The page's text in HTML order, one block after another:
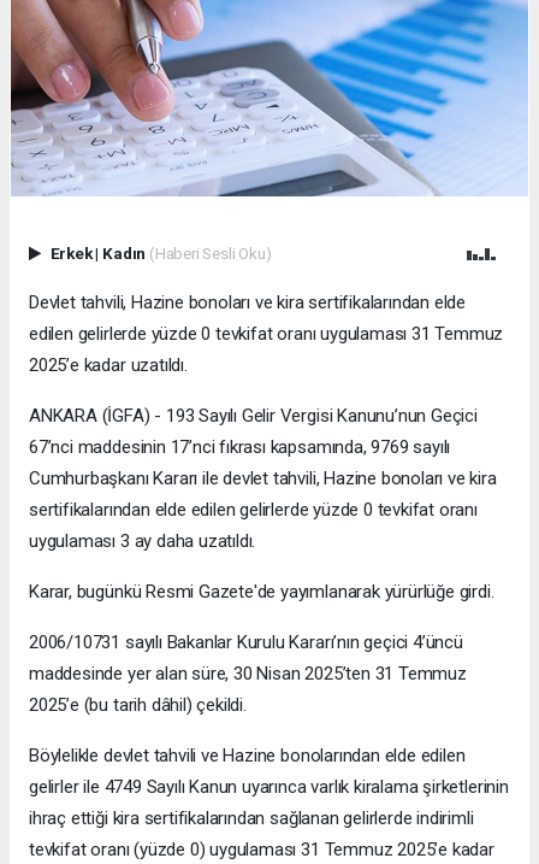
Erkek| Kadın (Haberi Sesli Oku)
Devlet tahvili, Hazine bonoları ve kira sertifikalarından elde
edilen gelirlerde yüzde 0 tevkifat oranı uygulaması 31 Temmuz
2025’e kadar uzatıldı.
ANKARA (İGFA) - 193 Sayılı Gelir Vergisi Kanunu’nun Geçici
67’nci maddesinin 17’nci fıkrası kapsamında, 9769 sayılı
Cumhurbaşkanı Kararı ile devlet tahvili, Hazine bonoları ve kira
sertifikalarından elde edilen gelirlerde yüzde 0 tevkifat oranı
uygulaması 3 ay daha uzatıldı.
Karar, bugünkü Resmi Gazete'de yayımlanarak yürürlüğe girdi.
2006/10731 sayılı Bakanlar Kurulu Kararı’nın geçici 4’üncü
maddesinde yer alan süre, 30 Nisan 2025’ten 31 Temmuz
2025’e (bu tarih dâhil) çekildi.
Böylelikle devlet tahvili ve Hazine bonolarından elde edilen
gelirler ile 4749 Sayılı Kanun uyarınca varlık kiralama şirketlerinin
ihraç ettiği kira sertifikalarından sağlanan gelirlerde indirimli
tevkifat oranı (yüzde 0) uygulaması 31 Temmuz 2025’e kadar